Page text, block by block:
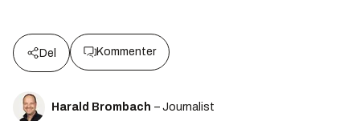
Del Kommenter
Harald Brombach – Journalist